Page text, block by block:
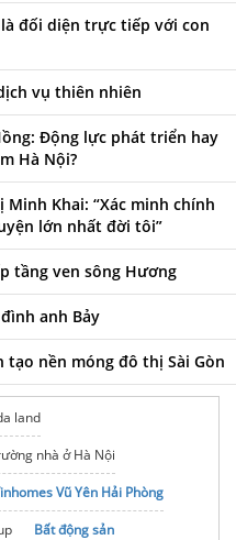
đối diện trực tiếp với con
vụ thiên nhiên
Động lực phát triển hay
Hà Nội?
Khai: “Xác minh chính
lớn nhất đời tôi”
tầng ven sông Hương
anh Bảy
tạo nền móng đô thị Sài Gòn
land
nhà ở Hà Nội
Vũ Yên Hải Phòng
Bất động sản